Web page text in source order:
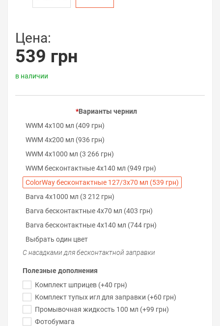
Цена:
539 грн
в наличии
Варианты чернил
WWM 4х100 мл (409 грн)
WWM 4х200 мл (936 грн)
WWM 4х1000 мл (3 266 грн)
WWM бесконтактные 4х140 мл (949 грн)
ColorWay бесконтактные 127/3х70 мл (539 грн)
Barva 4х1000 мл (3 212 грн)
Barva бесконтактные 4х70 мл (403 грн)
Barva бесконтактные 4х140 мл (744 грн)
Выбрать один цвет
С насадками для бесконтактной заправки
Полезные дополнения
Комплект шприцев (+40 грн)
Комплект тупых игл для заправки (+60 грн)
Промывочная жидкость 100 мл (+99 грн)
Фотобумага